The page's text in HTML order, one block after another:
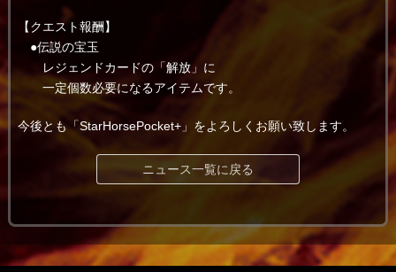
【クエスト報酬】
●伝説の宝玉
レジェンドカードの「解放」に
一定個数必要になるアイテムです。
今後とも「StarHorsePocket+」をよろしくお願い致します。
ニュース一覧に戻る